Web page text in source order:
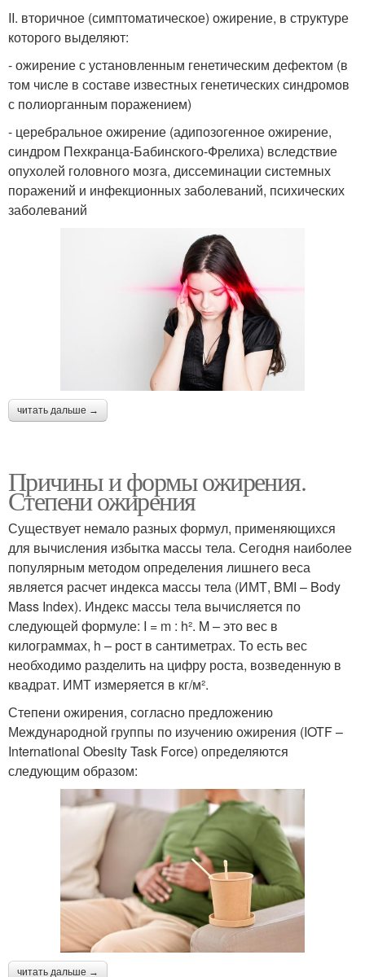
II. вторичное (симптоматическое) ожирение, в структуре
которого выделяют:
- ожирение с установленным генетическим дефектом (в
том числе в составе известных генетических синдромов
с полиорганным поражением)
- церебральное ожирение (адипозогенное ожирение,
синдром Пехкранца-Бабинского-Фрелиха) вследствие
опухолей головного мозга, диссеминации системных
поражений и инфекционных заболеваний, психических
заболеваний
читать дальше →
Причины и формы ожирения.
Степени ожирения
Существует немало разных формул, применяющихся
для вычисления избытка массы тела. Сегодня наиболее
популярным методом определения лишнего веса
является расчет индекса массы тела (ИМТ, BMI – Body
Mass Index). Индекс массы тела вычисляется по
следующей формуле: I = m : h². M – это вес в
килограммах, h – рост в сантиметрах. То есть вес
необходимо разделить на цифру роста, возведенную в
квадрат. ИМТ измеряется в кг/м².
Степени ожирения, согласно предложению
Международной группы по изучению ожирения (IOTF –
International Obesity Task Force) определяются
следующим образом:
читать дальше →